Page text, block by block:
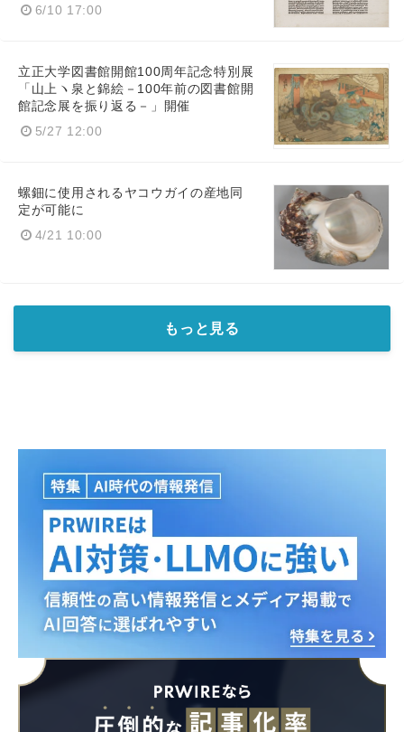
6/10 17:00
立正大学図書館開館100周年記念特別展
「山上ヽ泉と錦絵－100年前の図書館開
館記念展を振り返る－」開催
5/27 12:00
螺鈿に使用されるヤコウガイの産地同
定が可能に
4/21 10:00
もっと見る